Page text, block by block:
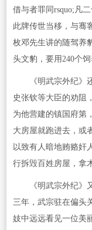
借与者罪同rsquo;凡
此牌传世当移，与骞
枚邓先生讲的随驾养
头文豹，要用240个
《明武宗外纪》还
史张钦等大臣的劝阻
为他营建的镇国府第
大房屋就跑进去，或
以致有人暗地贿赂奸
行拆毁百姓房屋，拿
《明武宗外纪》又
三年，武宗驻在偏头
妓中远远看见一位美